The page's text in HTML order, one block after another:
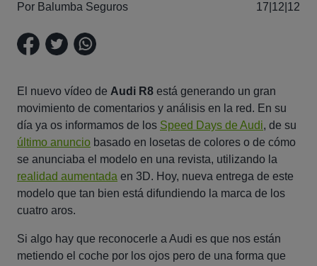
Por Balumba Seguros 17|12|12
El nuevo vídeo de Audi R8 está generando un gran
movimiento de comentarios y análisis en la red. En su
día ya os informamos de los Speed Days de Audi, de su
último anuncio basado en losetas de colores o de cómo
se anunciaba el modelo en una revista, utilizando la
realidad aumentada en 3D. Hoy, nueva entrega de este
modelo que tan bien está difundiendo la marca de los
cuatro aros.
Si algo hay que reconocerle a Audi es que nos están
metiendo el coche por los ojos pero de una forma que